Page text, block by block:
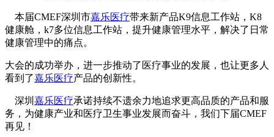
本届CMEF深圳市嘉乐医疗带来新产品K9信息工作站，K8
健康舱，k7多位信息工作站，提升健康管理水平，解决了日常
健康管理中的痛点。
大会的成功举办，进一步推动了医疗事业的发展，也让更多人
看到了嘉乐医疗产品的创新性。
深圳 嘉乐医疗承诺持续不遗余力地追求更高品质的产品和服
务，为健康产业和医疗卫生事业发展而奋斗，我们下届CMEF
再见！